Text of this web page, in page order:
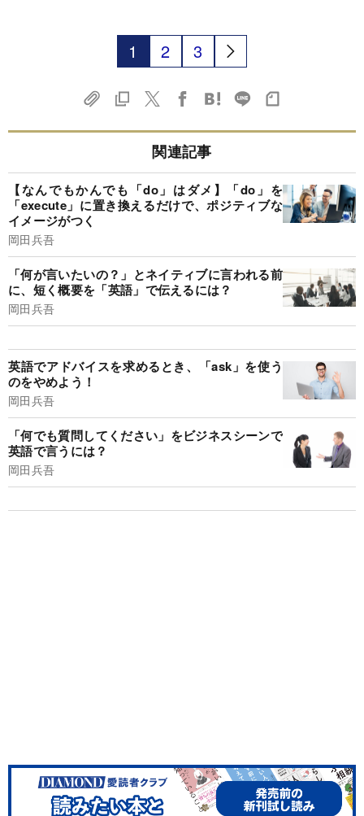
1 2 3
関連記事
【なんでもかんでも「do」はダメ】「do」を
「execute」に置き換えるだけで、ポジティブな
イメージがつく
岡田兵吾
「何が言いたいの？」とネイティブに言われる前
に、短く概要を「英語」で伝えるには？
岡田兵吾
英語でアドバイスを求めるとき、「ask」を使う
のをやめよう！
岡田兵吾
「何でも質問してください」をビジネスシーンで
英語で言うには？
岡田兵吾